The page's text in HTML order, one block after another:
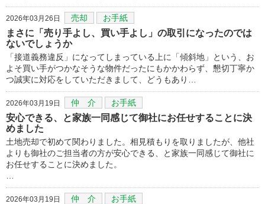
2026年03月26日 売却 お手紙
まさに「売り手よし、買い手よし」の取引になったのでは
ないでしょうか
「接道義務違反」になってしまっている上に「傾斜地」という、お
よそ買い手がつかなそうな物件だったにもかかわらず、懇切丁寧か
つ誠実に対応をしていただきまして、どうもあり…
2026年03月19日 仲 介 お手紙
安心できる、と家族一同感じて御社にお任せすることに決
めました
土地売却で初めて関わりました。相見積もりを取りましたが、他社
よりも御社のご担当者の方が安心できる、と家族一同感じて御社に
お任せすることに決めました。
2026年03月19日 仲 介 お手紙